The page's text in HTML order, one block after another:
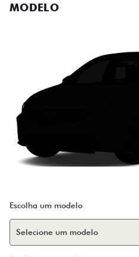
MODELO
Escolha um modelo